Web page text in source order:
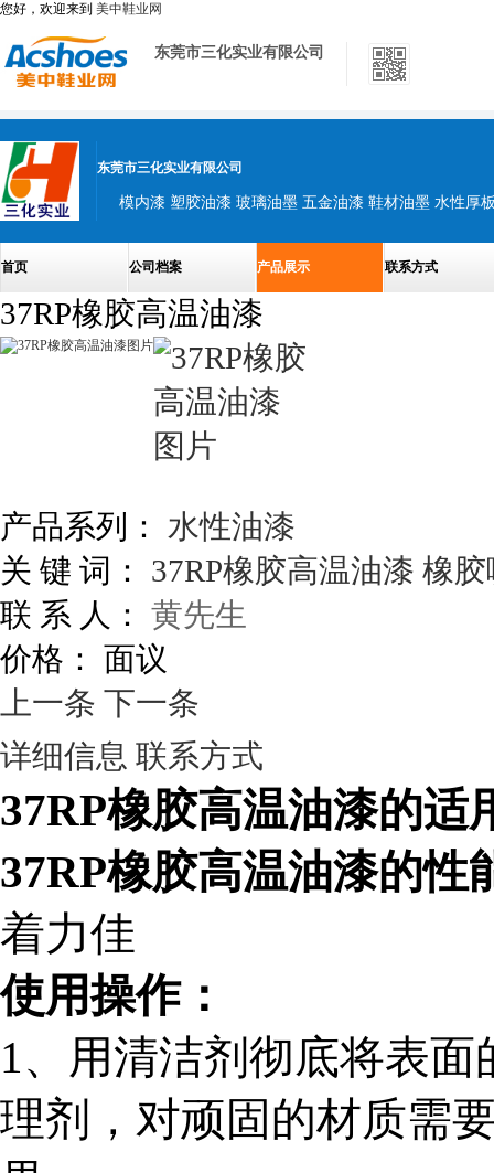
您好，欢迎来到 美中鞋业网
东莞市三化实业有限公司
东莞市三化实业有限公司
模内漆 塑胶油漆 玻璃油墨 五金油漆 鞋材油墨 水性厚
首页 公司档案 产品展示 联系方式
37RP橡胶高温油漆
产品系列：
水性油漆
关 键 词：
37RP橡胶高温油漆 橡胶
联 系 人： 黄先生
价格： 面议
上一条 下一条
详细信息 联系方式
37RP橡胶高温油漆的适
37RP橡胶高温油漆的性
着力佳
使用操作：
1、用清洁剂彻底将表
理剂，对顽固的材质需